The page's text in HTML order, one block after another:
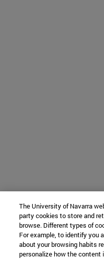
The University of Navarra
party cookies to store and
browse. Different types of
For example, to identify you
about your browsing habits
personalize how the content